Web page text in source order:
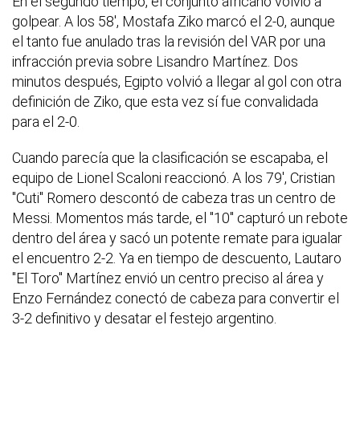
golpear. A los 58', Mostafa Ziko marcó el 2-0, aunque
el tanto fue anulado tras la revisión del VAR por una
infracción previa sobre Lisandro Martínez. Dos
minutos después, Egipto volvió a llegar al gol con otra
definición de Ziko, que esta vez sí fue convalidada
para el 2-0.
Cuando parecía que la clasificación se escapaba, el
equipo de Lionel Scaloni reaccionó. A los 79', Cristian
"Cuti" Romero descontó de cabeza tras un centro de
Messi. Momentos más tarde, el "10" capturó un rebote
dentro del área y sacó un potente remate para igualar
el encuentro 2-2. Ya en tiempo de descuento, Lautaro
"El Toro" Martínez envió un centro preciso al área y
Enzo Fernández conectó de cabeza para convertir el
3-2 definitivo y desatar el festejo argentino.